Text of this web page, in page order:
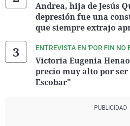
Andrea, hija de Jesús
depresión fue una
que siempre extrajo
ENTREVISTA EN 'POR FIN NO
Victoria Eugenia
precio muy alto por
Escobar"